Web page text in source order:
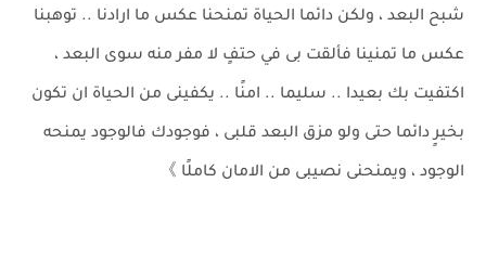
شبح البعد ، ولكن دائما الحياة تمنحنا عكس ما ارادنا .. توهبنا
عكس ما تمنينا فألقت بى في حتفٍ لا مفر منه سوى البعد ،
اكتفيت بك بعيدا .. سليما .. امنًا .. يكفينى من الحياة ان تكون
بخيرٍ دائما حتى ولو مزق البعد قلبى ، فوجودك فالوجود يمنحه
الوجود ، ويمنحنى نصيبى من الامان كاملًا 》